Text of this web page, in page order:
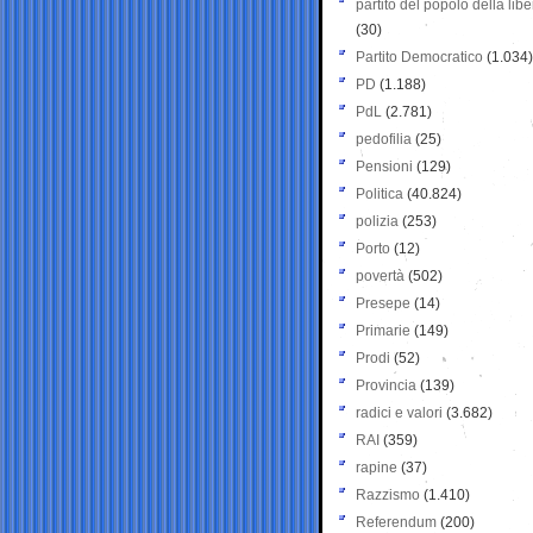
partito del popolo della
(30)
Partito Democratico (1.034)
PD (1.188)
PdL (2.781)
pedofilia (25)
Pensioni (129)
Politica (40.824)
polizia (253)
Porto (12)
povertà (502)
Presepe (14)
Primarie (149)
Prodi (52)
Provincia (139)
radici e valori (3.682)
RAI (359)
rapine (37)
Razzismo (1.410)
Referendum (200)